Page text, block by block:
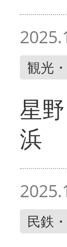
観光
星
浜
民鉄